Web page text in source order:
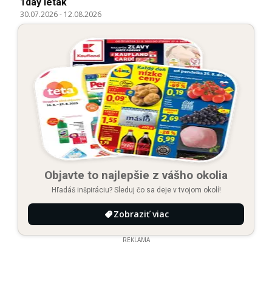
30.07.2026- 12.08.2026
Objavte to najlepšie z vášho okolia
Hľadáš inšpiráciu? Sleduj čo sa deje v tvojom okolí!
Zobraziť viac
REKLAMA